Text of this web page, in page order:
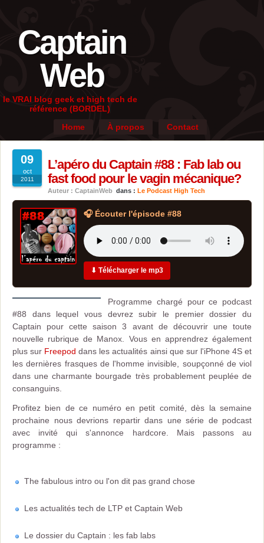
Captain
Web
le VRAI blog geek et high tech de
référence (BORDEL)
Home
À propos Contact
09
oct
2011
L’apéro du Captain #88 : Fab lab ou
fast food pour le vagin mécanique?
Auteur : CaptainWeb dans : Le Podcast High Tech
🎧 Écouter l'épisode #88
⬇ Télécharger le mp3
Programme chargé pour ce podcast
#88 dans lequel vous devrez subir le premier dossier du
Captain pour cette saison 3 avant de découvrir une toute
nouvelle rubrique de Manox. Vous en apprendrez également
plus sur Freepod dans les actualités ainsi que sur l'iPhone 4S et
les dernières frasques de l'homme invisible, soupçonné de viol
dans une charmante bourgade très probablement peuplée de
consanguins.
Profitez bien de ce numéro en petit comité, dès la semaine
prochaine nous devrions repartir dans une série de podcast
avec invité qui s'annonce hardcore. Mais passons au
programme :
The fabulous intro ou l'on dit pas grand chose
Les actualités tech de LTP et Captain Web
Le dossier du Captain : les fab labs